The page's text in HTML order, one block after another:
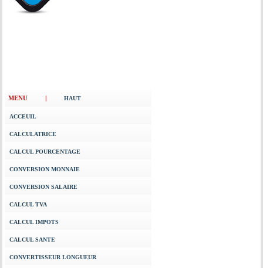
MENU | HAUT
ACCEUIL
CALCULATRICE
CALCUL POURCENTAGE
CONVERSION MONNAIE
CONVERSION SALAIRE
CALCUL TVA
CALCUL IMPOTS
CALCUL SANTE
CONVERTISSEUR LONGUEUR